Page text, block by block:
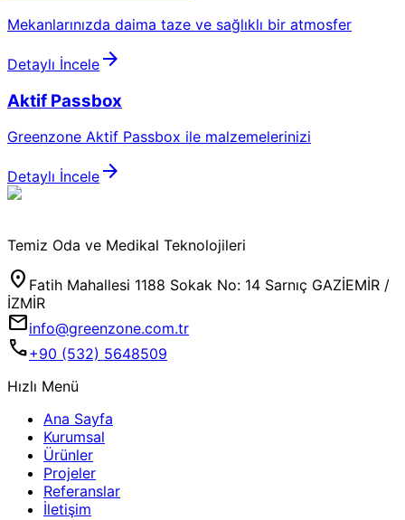
Mekanlarınızda daima taze ve sağlıklı bir atmosfer
Detaylı İncele arrow_forward
Aktif Passbox
Greenzone Aktif Passbox ile malzemelerinizi
Detaylı İncele arrow_forward
Temiz Oda ve Medikal Teknolojileri
location_on Fatih Mahallesi 1188 Sokak No: 14 Sarnıç GAZİEMİR /
İZMİR
mailinfo@greenzone.com.tr
call+90 (532) 5648509
Hızlı Menü
Ana Sayfa
Kurumsal
Ürünler
Projeler
Referanslar
İletişim